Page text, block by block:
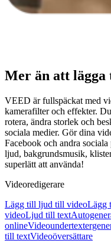
Mer än att
VEED är fullspäckat med
kamerafilter och effekter.
rotera, ändra storlek och
sociala medier. Gör dina
Facebook och andra
ljud, bakgrundsmusik,
superlätt att använda!
Videoredigerare
Lägg till ljud till videoLägg
videoLjud till text
online
till textVideoöversättare